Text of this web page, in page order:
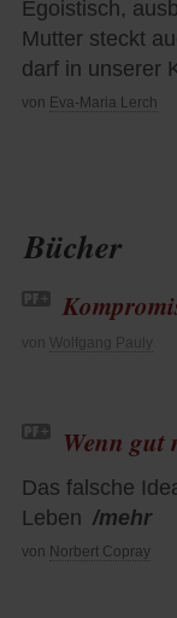
Egoistisch,
Mutter steckt
darf in unserer
von Eva-Maria Lerch
Bücher
von Wolfgang Pauly
Wenn gut
Das falsche
Leben /mehr
von Norbert Copray